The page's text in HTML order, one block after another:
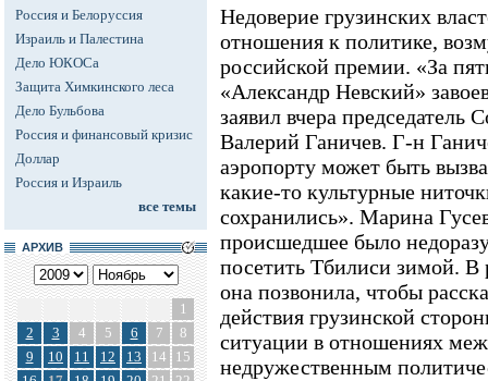
Россия и Белоруссия
Израиль и Палестина
Дело ЮКОСа
Защита Химкинского леса
Дело Бульбова
Россия и финансовый кризис
Доллар
Россия и Израиль
все темы
АРХИВ
1
2
3 4 5 6 7
8
9
10 11 12 13 14
15
Недоверие грузинских
отношения к политике,
российской премии. «За
«Александр Невский»
заявил вчера председатель
Валерий Ганичев. Г-н
аэропорту может быть
какие-то культурные
сохранились». Марина
происшедшее было
посетить Тбилиси зимой.
она позвонила, чтобы
действия грузинской
ситуации в отношениях
недружественным